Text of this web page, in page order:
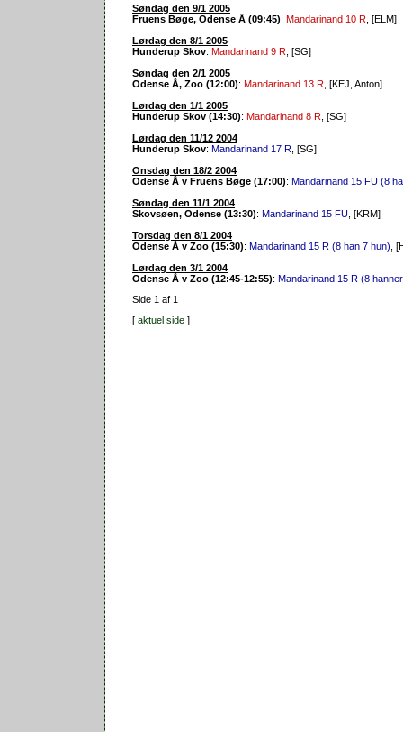
Søndag den 9/1 2005
Fruens Bøge, Odense Å (09:45): Mandarinand 10 R , [ELM]
Lørdag den 8/1 2005
Hunderup Skov: Mandarinand 9 R , [SG]
Søndag den 2/1 2005
Odense Å, Zoo (12:00): Mandarinand 13 R , [KEJ, Anton]
Lørdag den 1/1 2005
Hunderup Skov (14:30): Mandarinand 8 R , [SG]
Lørdag den 11/12 2004
Hunderup Skov: Mandarinand 17 R , [SG]
Onsdag den 18/2 2004
Odense Å v Fruens Bøge (17:00): Mandarinand 15 FU (8
Søndag den 11/1 2004
Skovsøen, Odense (13:30): Mandarinand 15 FU , [KRM]
Torsdag den 8/1 2004
Odense Å v Zoo (15:30): Mandarinand 15 R (8 han 7 hun) ,
Lørdag den 3/1 2004
Odense Å v Zoo (12:45-12:55): Mandarinand 15 R (8
Side 1 af 1
[ aktuel side ]